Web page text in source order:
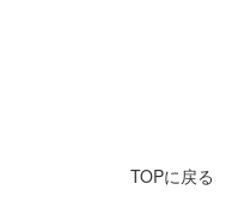
TOPに戻る